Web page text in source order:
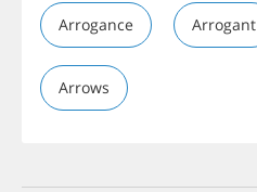
Arrogance Arrogant
Arrows